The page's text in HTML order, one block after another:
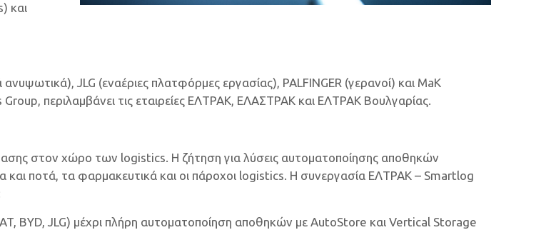
και
JLG (εναέριες πλατφόρμες εργασίας), PALFINGER (γερανοί) και MaK
περιλαμβάνει τις εταιρείες ΕΛΤΡΑΚ, ΕΛΑΣΤΡΑΚ και ΕΛΤΡΑΚ Βουλγαρίας.
στον χώρο των logistics. Η ζήτηση για λύσεις αυτοματοποίησης αποθηκών
και ποτά, τα φαρμακευτικά και οι πάροχοι logistics. Η συνεργασία ΕΛΤΡΑΚ – Smartlog
BYD, JLG) μέχρι πλήρη αυτοματοποίηση αποθηκών με AutoStore και Vertical Storage